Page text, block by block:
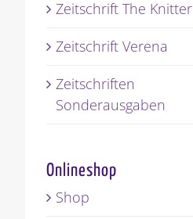
Zeitschrift The Knitter
Zeitschrift Verena
Zeitschriften
Sonderausgaben
Onlineshop
Shop